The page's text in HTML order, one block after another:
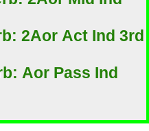
2Aor Act Ind 3rd
Aor Pass Ind